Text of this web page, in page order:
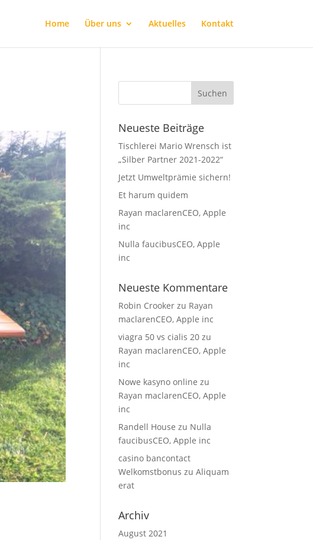
Home Über uns Aktuelles Kontakt
Neueste Beiträge
Tischlerei Mario Wrensch ist
„Silber Partner 2021-2022“
Jetzt Umweltprämie sichern!
Et harum quidem
Rayan maclarenCEO, Apple
inc
Nulla faucibusCEO, Apple
inc
Neueste Kommentare
Robin Crooker zu Rayan
maclarenCEO, Apple inc
viagra 50 vs cialis 20 zu
Rayan maclarenCEO, Apple
inc
Nowe kasyno online zu
Rayan maclarenCEO, Apple
inc
Randell House zu Nulla
faucibusCEO, Apple inc
casino bancontact
Welkomstbonus zuAliquam
erat
Archiv
August 2021